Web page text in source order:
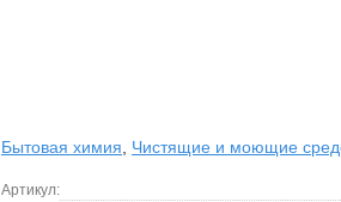
Бытовая химия Чистящие и моющие
Артикул: